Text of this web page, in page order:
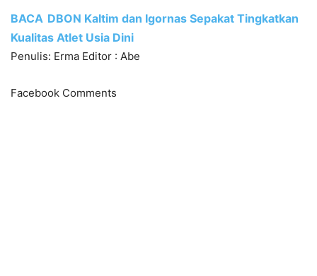
BACA DBON Kaltim dan Igornas Sepakat Tingkatkan
Kualitas Atlet Usia Dini
Penulis: Erma Editor : Abe
Facebook Comments